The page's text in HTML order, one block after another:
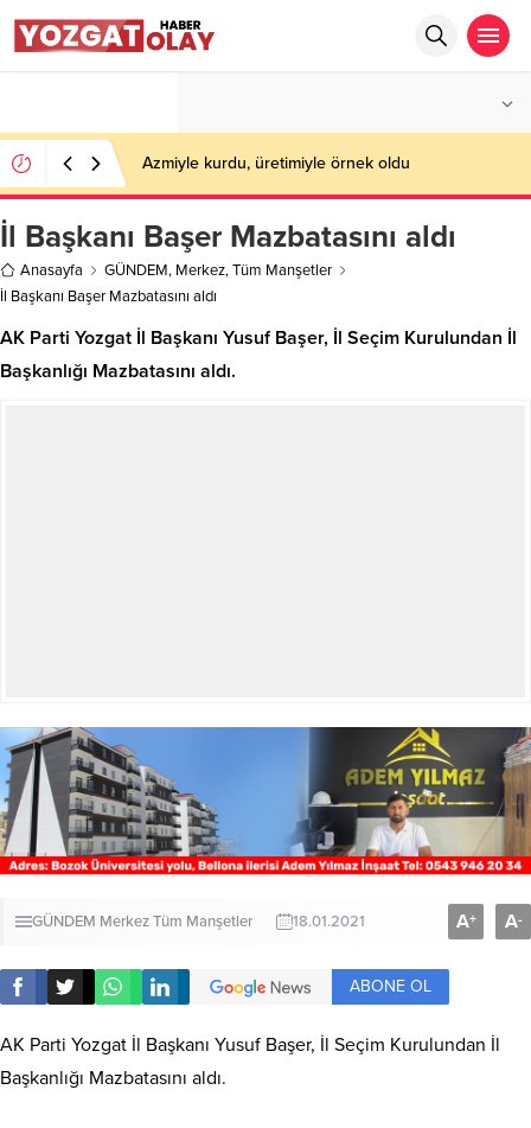
Azmiyle kurdu, üretimiyle örnek oldu
İl Başkanı Başer Mazbatasını aldı
Anasayfa GÜNDEM, Merkez,Tüm Manşetler
İl Başkanı Başer Mazbatasını aldı
AK Parti Yozgat İl Başkanı Yusuf Başer, İl Seçim Kurulundan İl
Başkanlığı Mazbatasını aldı.
GÜNDEM MerkezTüm Manşetler 18.01.2021 A+ A-
ABONE OL
AK Parti Yozgat İl Başkanı Yusuf Başer, İl Seçim Kurulundan İl
Başkanlığı Mazbatasını aldı.